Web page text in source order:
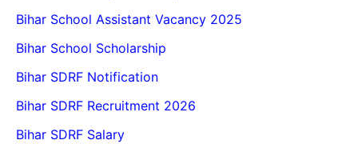
Bihar School Assistant Vacancy 2025
Bihar School Scholarship
Bihar SDRF Notification
Bihar SDRF Recruitment 2026
Bihar SDRF Salary